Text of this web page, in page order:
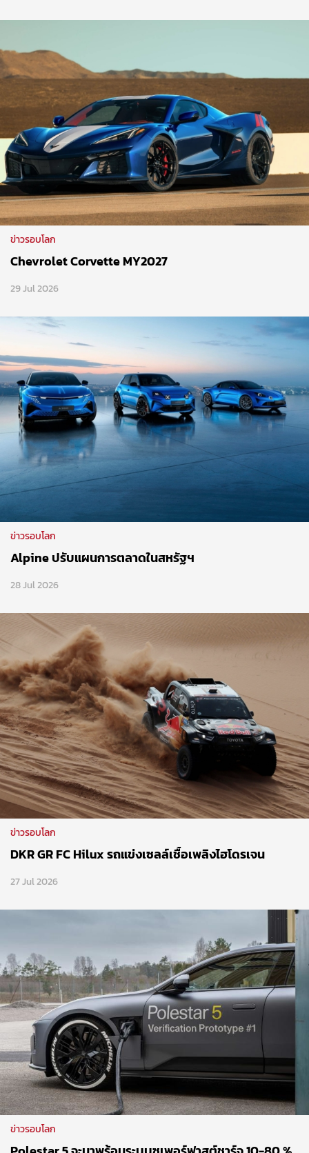
ข่าวรอบโลก
Chevrolet Corvette MY2027
29 Jul 2026
ข่าวรอบโลก
Alpine ปรับแผนการตลาดในสหรัฐฯ
28 Jul 2026
ข่าวรอบโลก
DKR GR FC Hilux รถแข่งเซลล์เชื้อเพลิงไฮโดรเจน
27 Jul 2026
ข่าวรอบโลก